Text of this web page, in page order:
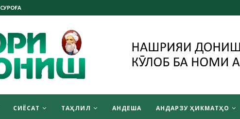
СУРОҒА
СИЁСАТ ТАҲЛИЛ АНДЕША АНДАРЗУ ҲИКМАТҲО